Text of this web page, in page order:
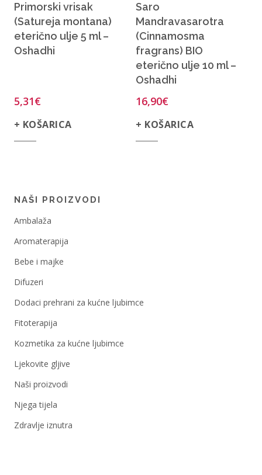
Primorski vrisak
(Satureja montana)
eterično ulje 5 ml –
Oshadhi
5,31€
+ KOŠARICA
Saro
Mandravasarotra
(Cinnamosma
fragrans) BIO
eterično ulje 10 ml –
Oshadhi
16,90€
+ KOŠARICA
NAŠI PROIZVODI
Ambalaža
Aromaterapija
Bebe i majke
Difuzeri
Dodaci prehrani za kućne ljubimce
Fitoterapija
Kozmetika za kućne ljubimce
Ljekovite gljive
Naši proizvodi
Njega tijela
Zdravlje iznutra